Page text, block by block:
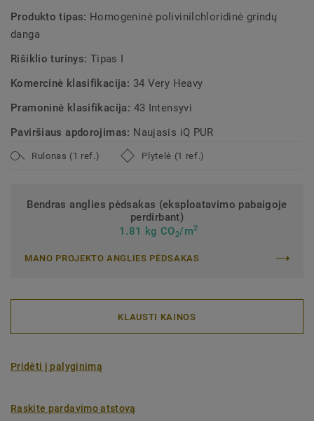
Produkto tipas: Homogeninė polivinilchloridinė grindų
danga
Rišiklio turinys: Tipas I
Komercinė klasifikacija: 34 Very Heavy
Pramoninė klasifikacija: 43 Intensyvi
Paviršiaus apdorojimas: Naujasis iQ PUR
Rulonas (1 ref.) Plytelė (1 ref.)
Bendras anglies pėdsakas (eksploatavimo pabaigoje
perdirbant)
1.81 kg CO2/m2
MANO PROJEKTO ANGLIES PĖDSAKAS
KLAUSTI KAINOS
Pridėti į palyginimą
Raskite pardavimo atstovą